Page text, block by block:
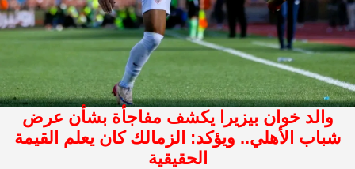
والد خوان بيزيرا يكشف مفاجأة بشأن عرض
شباب الأهلي.. ويؤكد: الزمالك كان يعلم القيمة
الحقيقية